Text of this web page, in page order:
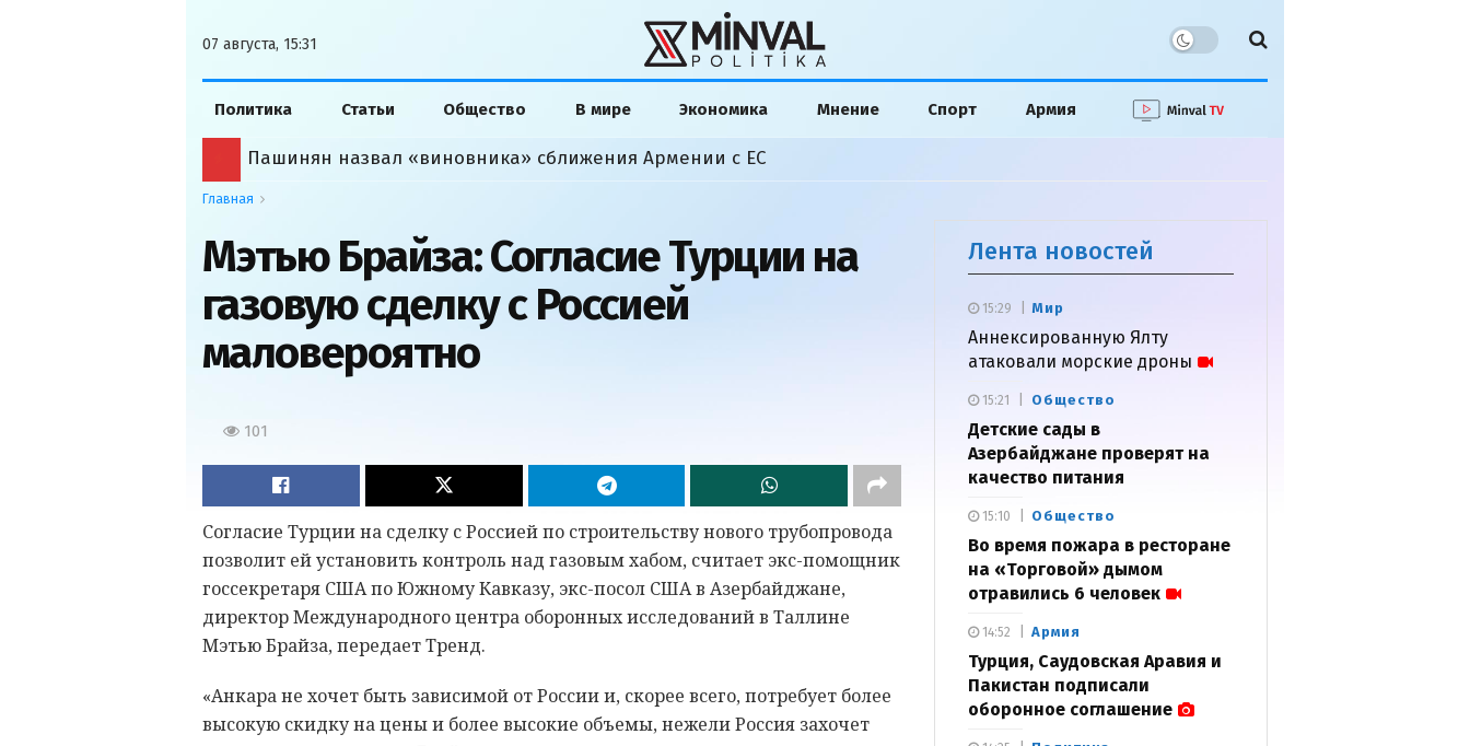
07 августа, 15:31
Политика Статьи Общество В мире Экономика Мнение Спорт Армия
Пашинян назвал «виновника» сближения Армении с ЕС
Главная
Мэтью Брайза: Согласие Турции на
газовую сделку с Россией
маловероятно
101
Согласие Турции на сделку с Россией по строительству нового трубопровода
позволит ей установить контроль над газовым хабом, считает экс-помощник
госсекретаря США по Южному Кавказу, экс-посол США в Азербайджане,
директор Международного центра оборонных исследований в Таллине
Мэтью Брайза, передает Тренд.
«Анкара не хочет быть зависимой от России и, скорее всего, потребует более
высокую скидку на цены и более высокие объемы, нежели Россия захочет
Лента новостей
Мир
Аннексированную Ялту
атаковали морские дроны
15:29
Общество
Детские сады в
Азербайджане проверят на
качество питания
15:21
Общество
Во время пожара в ресторане
на «Торговой» дымом
отравились 6 человек
15:10
Армия
Турция, Саудовская Аравия и
Пакистан подписали
оборонное соглашение
14:52